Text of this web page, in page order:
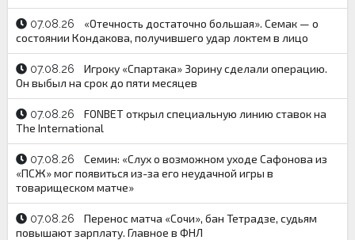
07.08.26
«Отечность достаточно большая». Семак — о
состоянии Кондакова, получившего удар локтем в лицо
07.08.26
Игроку «Спартака» Зорину сделали операцию.
Он выбыл на срок до пяти месяцев
07.08.26
FONBET открыл специальную линию ставок на
The International
07.08.26
Семин: «Слух о возможном уходе Сафонова из
«ПСЖ» мог появиться из-за его неудачной игры в
товарищеском матче»
07.08.26
Перенос матча «Сочи», бан Тетрадзе, судьям
повышают зарплату. Главное в ФНЛ